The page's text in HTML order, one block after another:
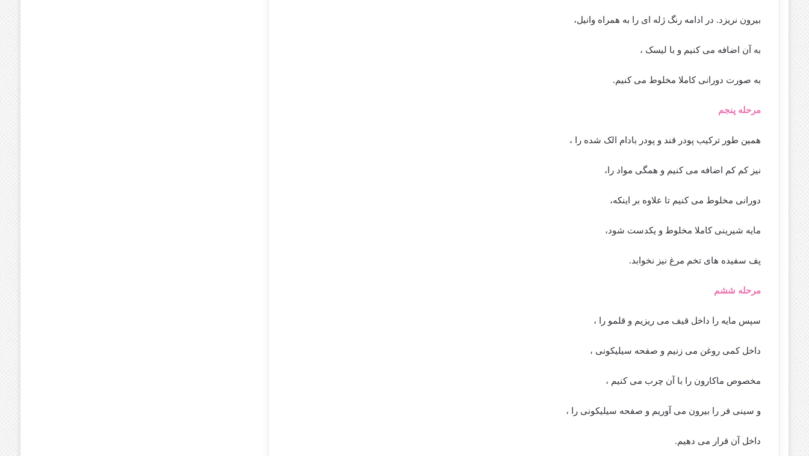
بیرون نریزد. در ادامه رنگ ژله ای را به همراه وانیل،
به آن اضافه می کنیم و با لیسک ،
به صورت دورانی کاملا مخلوط می کنیم.
مرحله پنجم
همین طور ترکیب پودر قند و پودر بادام الک شده را ،
نیز کم کم اضافه می کنیم و همگی مواد را،
دورانی مخلوط می کنیم تا علاوه بر اینکه،
مایه شیرینی کاملا مخلوط و یکدست شود،
پف سفیده های تخم مرغ نیز نخوابد.
مرحله ششم
سپس مایه را داخل قیف می ریزیم و قلمو را ،
داخل کمی روغن می زنیم و صفحه سیلیکونی ،
مخصوص ماکارون را با آن چرب می کنیم ،
و سینی فر را بیرون می آوریم و صفحه سیلیکونی را ،
داخل آن قرار می دهیم.